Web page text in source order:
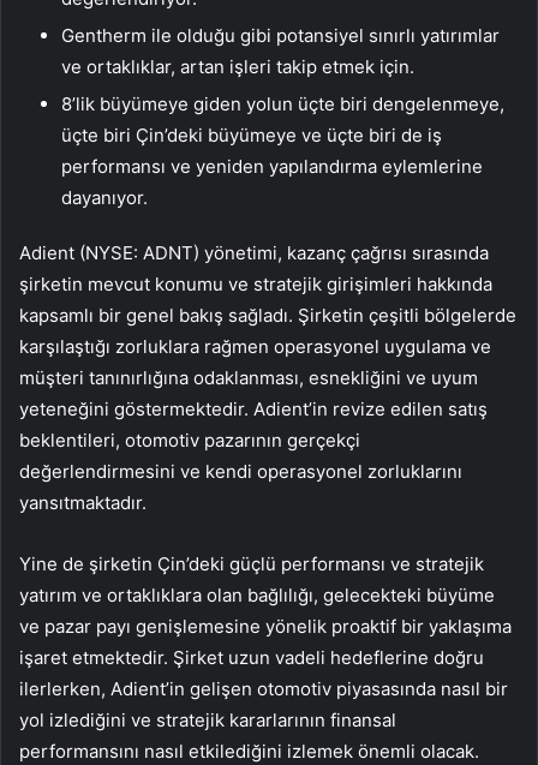
Gentherm ile olduğu gibi potansiyel sınırlı yatırımlar
ve ortaklıklar, artan işleri takip etmek için.
8’lik büyümeye giden yolun üçte biri dengelenmeye,
üçte biri Çin’deki büyümeye ve üçte biri de iş
performansı ve yeniden yapılandırma eylemlerine
dayanıyor.
Adient (NYSE: ADNT) yönetimi, kazanç çağrısı sırasında
şirketin mevcut konumu ve stratejik girişimleri hakkında
kapsamlı bir genel bakış sağladı. Şirketin çeşitli bölgelerde
karşılaştığı zorluklara rağmen operasyonel uygulama ve
müşteri tanınırlığına odaklanması, esnekliğini ve uyum
yeteneğini göstermektedir. Adient’in revize edilen satış
beklentileri, otomotiv pazarının gerçekçi
değerlendirmesini ve kendi operasyonel zorluklarını
yansıtmaktadır.
Yine de şirketin Çin’deki güçlü performansı ve stratejik
yatırım ve ortaklıklara olan bağlılığı, gelecekteki büyüme
ve pazar payı genişlemesine yönelik proaktif bir yaklaşıma
işaret etmektedir. Şirket uzun vadeli hedeflerine doğru
ilerlerken, Adient’in gelişen otomotiv piyasasında nasıl bir
yol izlediğini ve stratejik kararlarının finansal
performansını nasıl etkilediğini izlemek önemli olacak.